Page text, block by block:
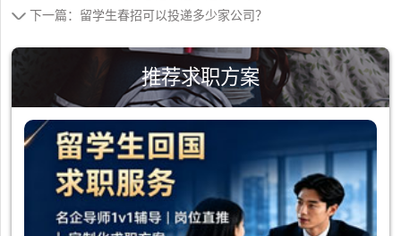
下一篇：留学生春招可以投递多少家公司？
推荐求职方案